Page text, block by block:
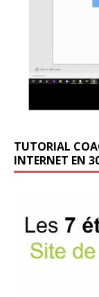
TUTORIAL
INTERNET EN